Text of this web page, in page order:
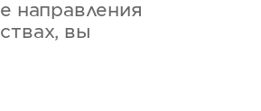
направления
вы